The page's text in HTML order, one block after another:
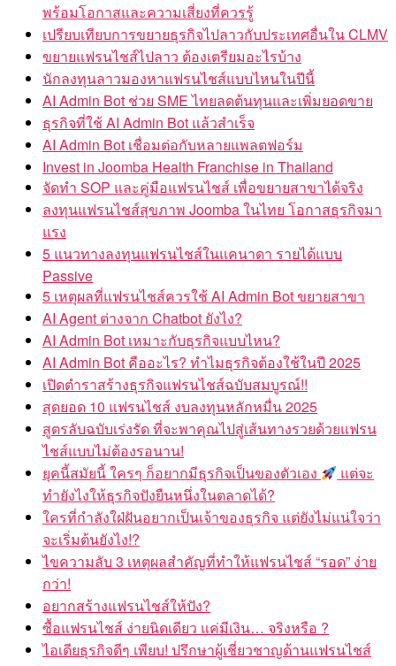
พร้อมโอกาสและความเสี่ยงที่ควรรู้
เปรียบเทียบการขยายธุรกิจไปลาวกับประเทศอื่นใน CLMV
ขยายแฟรนไชส์ไปลาว ต้องเตรียมอะไรบ้าง
นักลงทุนลาวมองหาแฟรนไชส์แบบไหนในปีนี้
AI Admin Bot ช่วย SME ไทยลดต้นทุนและเพิ่มยอดขาย
ธุรกิจที่ใช้ AI Admin Bot แล้วสำเร็จ
AI Admin Bot เชื่อมต่อกับหลายแพลตฟอร์ม
Invest in Joomba Health Franchise in Thailand
จัดทำ SOP และคู่มือแฟรนไชส์ เพื่อขยายสาขาได้จริง
ลงทุนแฟรนไชส์สุขภาพ Joomba ในไทย โอกาสธุรกิจมา
แรง
5 แนวทางลงทุนแฟรนไชส์ในแคนาดา รายได้แบบ
Passive
5 เหตุผลที่แฟรนไชส์ควรใช้ AI Admin Bot ขยายสาขา
AI Agent ต่างจาก Chatbot ยังไง?
AI Admin Bot เหมาะกับธุรกิจแบบไหน?
AI Admin Bot คืออะไร? ทำไมธุรกิจต้องใช้ในปี 2025
เปิดตำราสร้างธุรกิจแฟรนไชส์ฉบับสมบูรณ์!!
สุดยอด 10 แฟรนไชส์ งบลงทุนหลักหมื่น 2025
สูตรลับฉบับเร่งรัด ที่จะพาคุณไปสู่เส้นทางรวยด้วยแฟรน
ไชส์แบบไม่ต้องรอนาน!
ยุคนี้สมัยนี้ ใครๆ ก็อยากมีธุรกิจเป็นของตัวเอง
แต่จะ
ทำยังไงให้ธุรกิจปังยืนหนึ่งในตลาดได้?
ใครที่กำลังใฝ่ฝันอยากเป็นเจ้าของธุรกิจ แต่ยังไม่แน่ใจว่า
จะเริ่มต้นยังไง!?
ไขความลับ 3 เหตุผลสำคัญที่ทำให้แฟรนไชส์ “รอด” ง่าย
กว่า!
อยากสร้างแฟรนไชส์ให้ปัง?
ซื้อแฟรนไชส์ ง่ายนิดเดียว แค่มีเงิน… จริงหรือ ?
ไอเดียธุรกิจดีๆ เพียบ! ปรึกษาผู้เชี่ยวชาญด้านแฟรนไชส์